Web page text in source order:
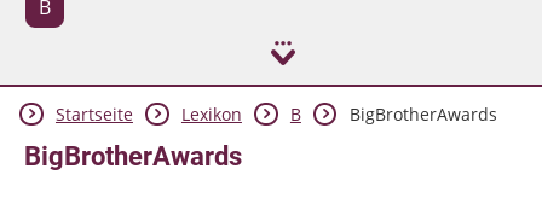
B
Aktuelles
Startseite Lexikon B BigBrotherAwards
BigBrotherAwards